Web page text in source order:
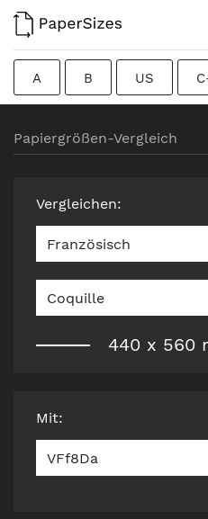
A B US
Rohformat
Papiergrößen-Vergleich
Vergleichen:
Französisch
Coquille
440 x 560
Mit:
VFf8Da